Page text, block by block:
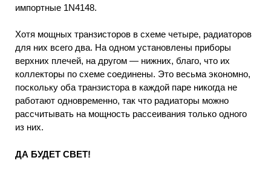
импортные 1N4148.
Хотя мощных транзисторов в схеме четыре, радиаторов
для них всего два. На одном установлены приборы
верхних плечей, на другом — нижних, благо, что их
коллекторы по схеме соединены. Это весьма экономно,
поскольку оба транзистора в каждой паре никогда не
работают одновременно, так что радиаторы можно
рассчитывать на мощность рассеивания только одного
из них.
ДА БУДЕТ СВЕТ!